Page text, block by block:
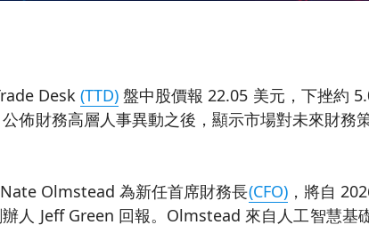
Desk (TTD) 盤中股價報 22.05 美元，下挫約
佈財務高層人事異動之後，顯示市場對未來財務
Olmstead 為新任首席財務長(CFO)，將自
人 Jeff Green 回報。Olmstead 來自人工智慧基